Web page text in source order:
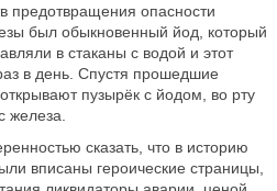
предотвращения опасности
был обыкновенный йод, который
в стаканы с водой и этот
в день. Спустя прошедшие
пузырёк с йодом, во рту
железа.
сказать, что в историю
вписаны героические страницы,